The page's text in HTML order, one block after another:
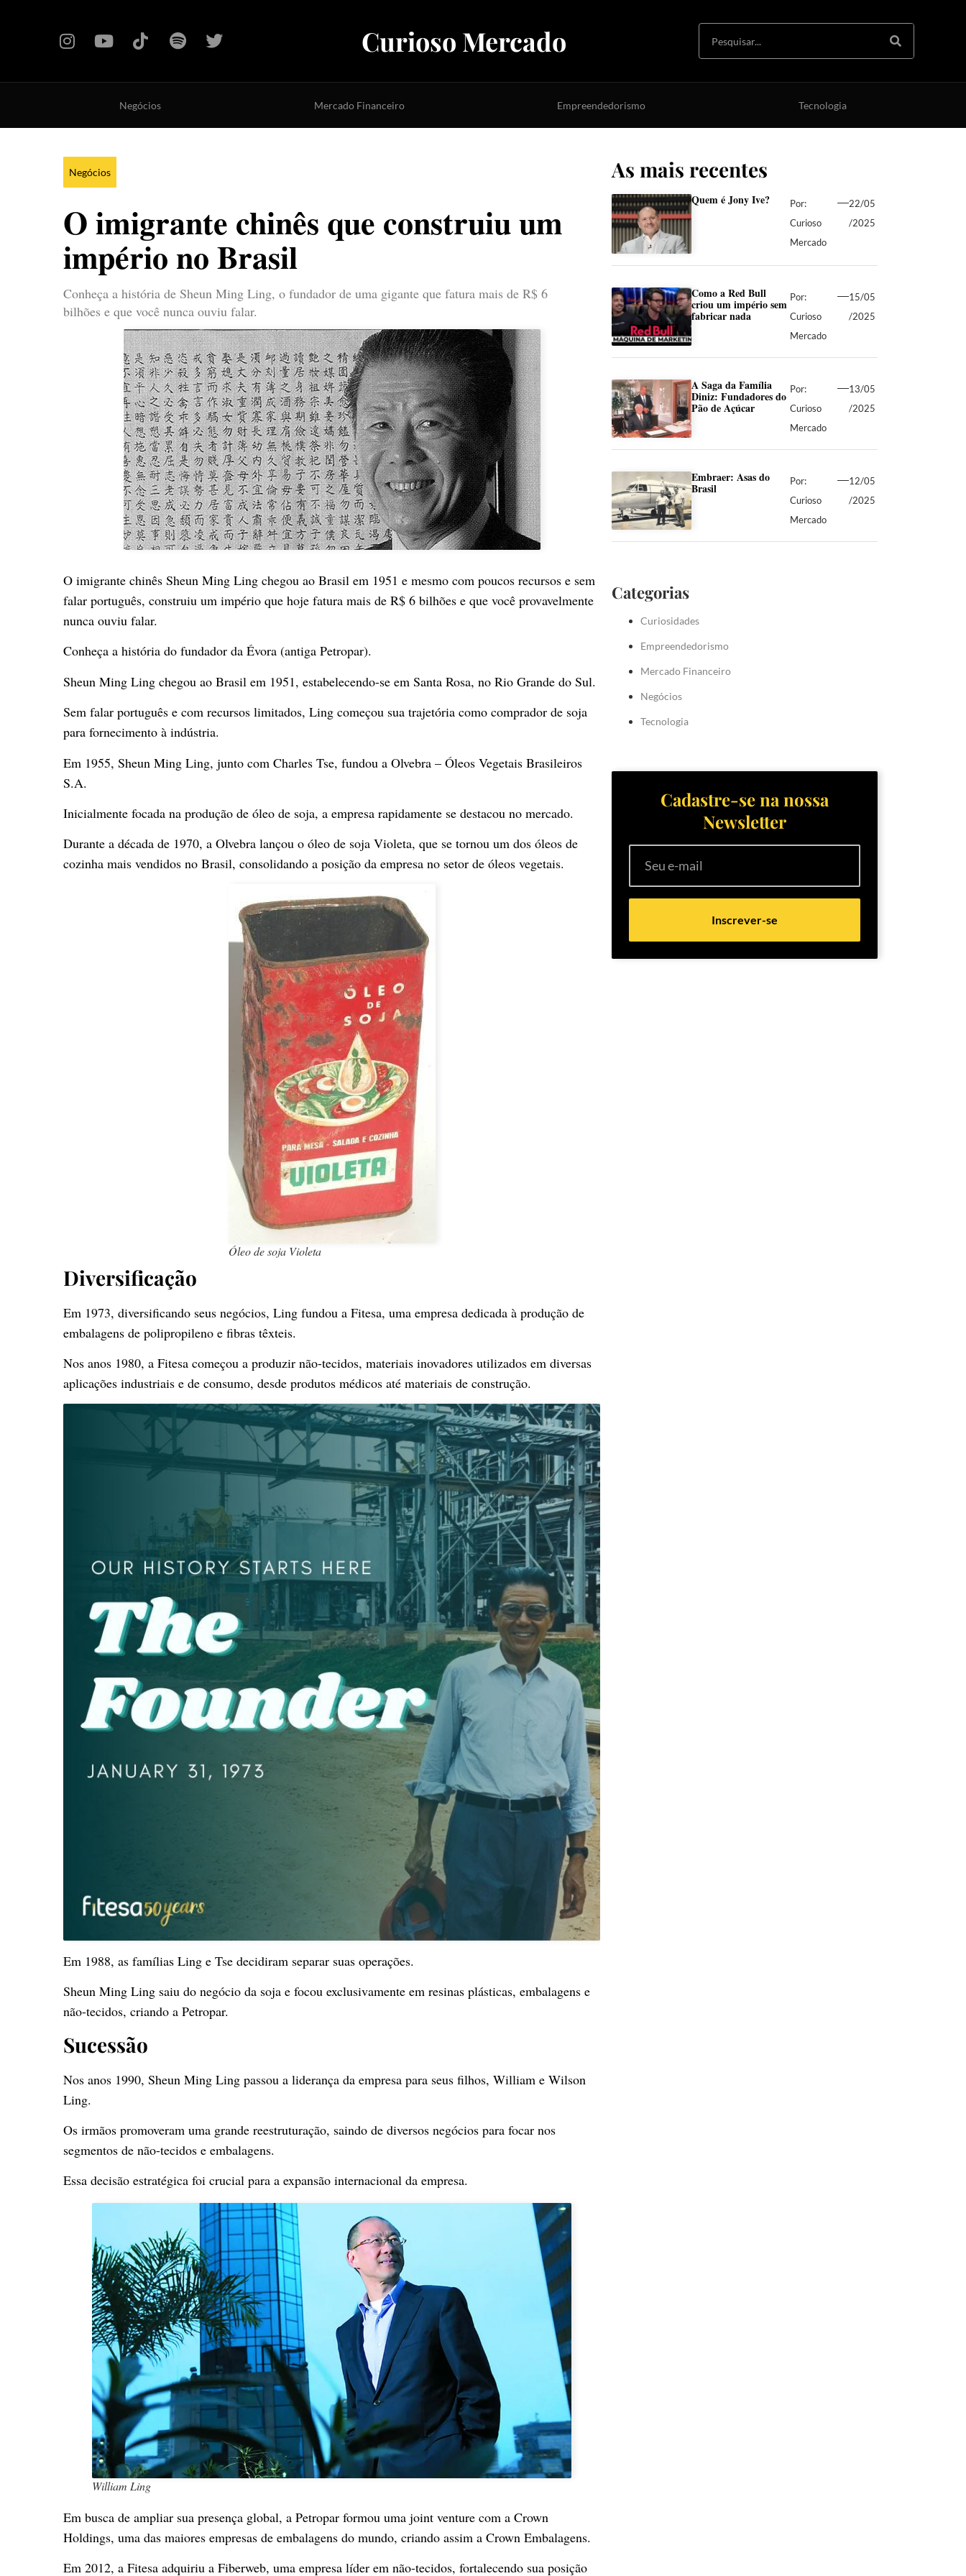
Curioso Mercado
Negócios Mercado Financeiro Empreendedorismo Tecnologia
Negócios
O imigrante chinês que construiu um
império no Brasil
Conheça a história de Sheun Ming Ling, o fundador de uma gigante que fatura mais de R$ 6
bilhões e que você nunca ouviu falar.
O imigrante chinês Sheun Ming Ling chegou ao Brasil em 1951 e mesmo com poucos recursos e sem
falar português, construiu um império que hoje fatura mais de R$ 6 bilhões e que você provavelmente
nunca ouviu falar.
Conheça a história do fundador da Évora (antiga Petropar).
Sheun Ming Ling chegou ao Brasil em 1951, estabelecendo-se em Santa Rosa, no Rio Grande do Sul.
Sem falar português e com recursos limitados, Ling começou sua trajetória como comprador de soja
para fornecimento à indústria.
Em 1955, Sheun Ming Ling, junto com Charles Tse, fundou a Olvebra – Óleos Vegetais Brasileiros
S.A.
Inicialmente focada na produção de óleo de soja, a empresa rapidamente se destacou no mercado.
Durante a década de 1970, a Olvebra lançou o óleo de soja Violeta, que se tornou um dos óleos de
cozinha mais vendidos no Brasil, consolidando a posição da empresa no setor de óleos vegetais.
Óleo de soja Violeta
Diversificação
Em 1973, diversificando seus negócios, Ling fundou a Fitesa, uma empresa dedicada à produção de
embalagens de polipropileno e fibras têxteis.
Nos anos 1980, a Fitesa começou a produzir não-tecidos, materiais inovadores utilizados em diversas
aplicações industriais e de consumo, desde produtos médicos até materiais de construção.
Em 1988, as famílias Ling e Tse decidiram separar suas operações.
Sheun Ming Ling saiu do negócio da soja e focou exclusivamente em resinas plásticas, embalagens e
não-tecidos, criando a Petropar.
Sucessão
Nos anos 1990, Sheun Ming Ling passou a liderança da empresa para seus filhos, William e Wilson
Ling.
Os irmãos promoveram uma grande reestruturação, saindo de diversos negócios para focar nos
segmentos de não-tecidos e embalagens.
Essa decisão estratégica foi crucial para a expansão internacional da empresa.
William Ling
Em busca de ampliar sua presença global, a Petropar formou uma joint venture com a Crown
Holdings, uma das maiores empresas de embalagens do mundo, criando assim a Crown Embalagens.
Em 2012, a Fitesa adquiriu a Fiberweb, uma empresa líder em não-tecidos, fortalecendo sua posição
As mais recentes
Quem é Jony Ive?
Por:
Curioso
Mercado
22/05
/2025
Como a Red Bull
criou um império sem
fabricar nada
Por:
Curioso
Mercado
15/05
/2025
A Saga da Família
Diniz: Fundadores do
Pão de Açúcar
Por:
Curioso
Mercado
13/05
/2025
Embraer: Asas do
Brasil
Por:
Curioso
Mercado
12/05
/2025
Categorias
Curiosidades
Empreendedorismo
Mercado Financeiro
Negócios
Tecnologia
Cadastre-se na nossa
Newsletter
Inscrever-se